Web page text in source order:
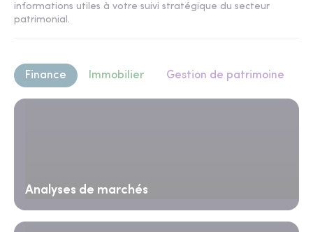
informations utiles à votre suivi stratégique du secteur
patrimonial.
Finance Immobilier Gestion de patrimoine
Analyses de marchés